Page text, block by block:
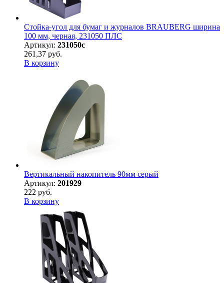
Стойка-угол для бумаг и журналов BRAUBERG ширина
100 мм, черная, 231050 ПЛС
Артикул: 231050с
261,37 руб.
В корзину
Вертикальный накопитель 90мм серый
Артикул: 201929
222 руб.
В корзину